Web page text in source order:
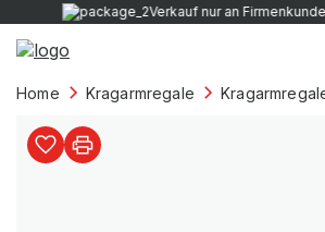
Verkauf nur an
Home Kragarmregale